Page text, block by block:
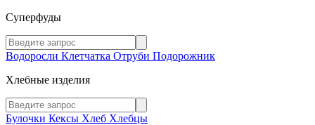
Суперфуды
Водоросли Клетчатка Отруби Подорожник
Хлебные изделия
Булочки Кексы Хлеб Хлебцы